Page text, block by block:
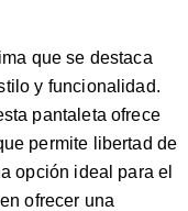
que se destaca
y funcionalidad.
pantaleta ofrece
permite libertad de
opción ideal para el
ofrecer una